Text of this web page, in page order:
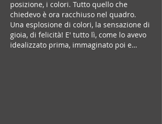
posizione, i colori. Tutto quello che
chiedevo è ora racchiuso nel quadro.
Una esplosione di colori, la sensazione di
gioia, di felicità! E' tutto lì, come lo avevo
idealizzato prima, immaginato poi e…